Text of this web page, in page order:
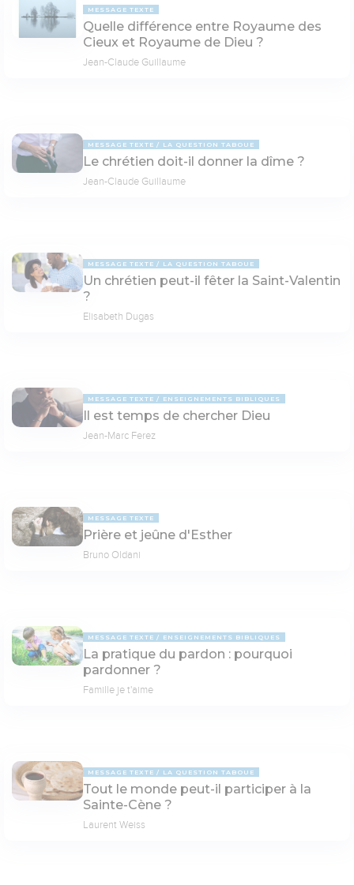
MESSAGE TEXTE
Quelle différence entre Royaume des
Cieux et Royaume de Dieu ?
Jean-Claude Guillaume
MESSAGE TEXTE LA QUESTION TABOUE
Le chrétien doit-il donner la dîme ?
Jean-Claude Guillaume
MESSAGE TEXTE LA QUESTION TABOUE
Un chrétien peut-il fêter la Saint-Valentin
?
Elisabeth Dugas
MESSAGE TEXTE ENSEIGNEMENTS BIBLIQUES
Il est temps de chercher Dieu
Jean-Marc Ferez
MESSAGE TEXTE
Prière et jeûne d'Esther
Bruno Oldani
MESSAGE TEXTE ENSEIGNEMENTS BIBLIQUES
La pratique du pardon : pourquoi
pardonner ?
Famille je t'aime
MESSAGE TEXTE LA QUESTION TABOUE
Tout le monde peut-il participer à la
Sainte-Cène ?
Laurent Weiss